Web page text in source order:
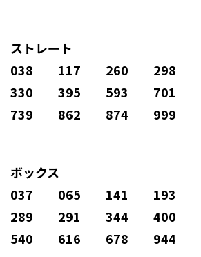
ストレート
038 117 260 298
330 395 593 701
739 862 874 999
ボックス
037 065 141 193
289 291 344 400
540 616 678 944